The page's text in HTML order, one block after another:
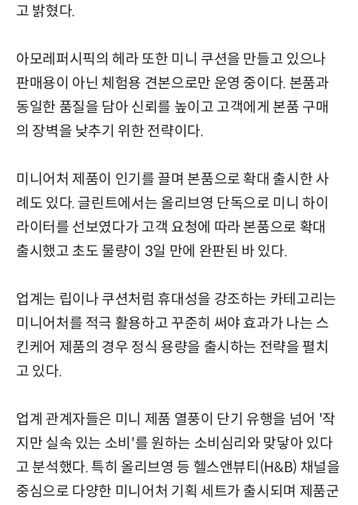
고 밝혔다.
아모레퍼시픽의 헤라 또한 미니 쿠션을 만들고 있으나
판매용이 아닌 체험용 견본으로만 운영 중이다. 본품과
동일한 품질을 담아 신뢰를 높이고 고객에게 본품 구매
의 장벽을 낮추기 위한 전략이다.
미니어처 제품이 인기를 끌며 본품으로 확대 출시한 사
례도 있다. 글린트에서는 올리브영 단독으로 미니 하이
라이터를 선보였다가 고객 요청에 따라 본품으로 확대
출시했고 초도 물량이 3일 만에 완판된 바 있다.
업계는 립이나 쿠션처럼 휴대성을 강조하는 카테고리는
미니어처를 적극 활용하고 꾸준히 써야 효과가 나는 스
킨케어 제품의 경우 정식 용량을 출시하는 전략을 펼치
고 있다.
업계 관계자들은 미니 제품 열풍이 단기 유행을 넘어 '작
지만 실속 있는 소비'를 원하는 소비심리와 맞닿아 있다
고 분석했다. 특히 올리브영 등 헬스앤뷰티(H&B) 채널을
중심으로 다양한 미니어처 기획 세트가 출시되며 제품군